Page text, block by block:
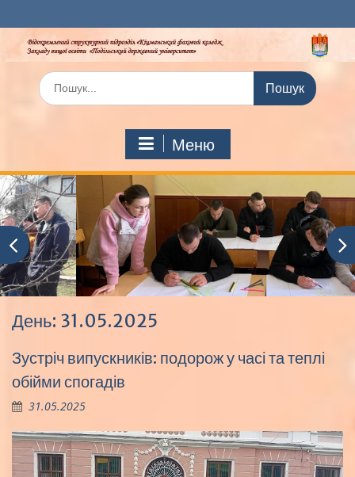
до
вмісту
Шукати:
Меню
День: 31.05.2025
Зустріч випускників: подорож у часі та теплі
обійми спогадів
31.05.2025